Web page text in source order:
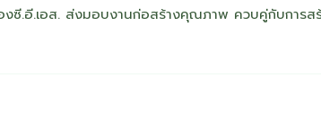
ซี.อี.เอส. ส่งมอบงานก่อสร้างคุณภาพ ควบคู่กับการส